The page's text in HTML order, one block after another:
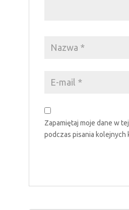
Zapamiętaj moje dane w
podczas pisania kolejnych